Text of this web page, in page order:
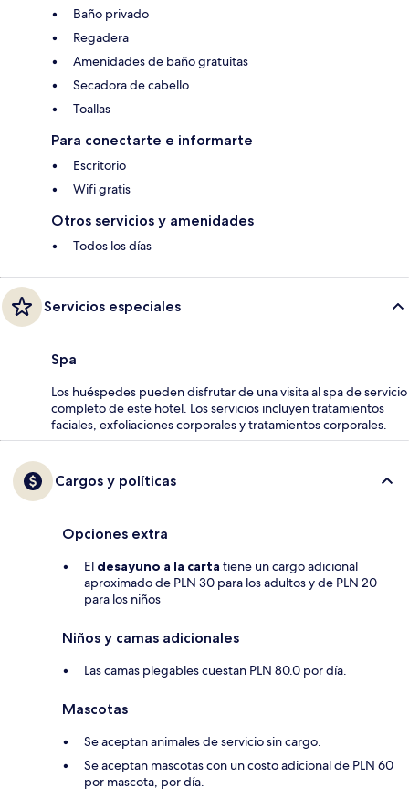
Baño privado
Regadera
Amenidades de baño gratuitas
Secadora de cabello
Toallas
Para conectarte e informarte
Escritorio
Wifi gratis
Otros servicios y amenidades
Todos los días
Servicios especiales
Spa
Los huéspedes pueden disfrutar de una visita al spa de servicio
completo de este hotel. Los servicios incluyen tratamientos
faciales, exfoliaciones corporales y tratamientos corporales.
Cargos y políticas
Opciones extra
El desayuno a la carta tiene un cargo adicional
aproximado de PLN 30 para los adultos y de PLN 20
para los niños
Niños y camas adicionales
Las camas plegables cuestan PLN 80.0 por día.
Mascotas
Se aceptan animales de servicio sin cargo.
Se aceptan mascotas con un costo adicional de PLN 60
por mascota, por día.